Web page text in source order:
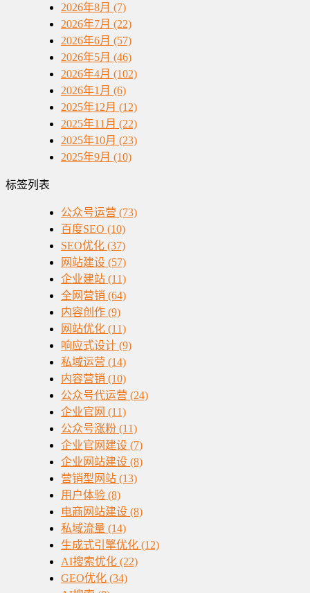
2026年8月 (7)
2026年7月 (22)
2026年6月 (57)
2026年5月 (46)
2026年4月 (102)
2026年1月 (6)
2025年12月 (12)
2025年11月 (22)
2025年10月 (23)
2025年9月 (10)
标签列表
公众号运营 (73)
百度SEO (10)
SEO优化 (37)
网站建设 (57)
企业建站 (11)
全网营销 (64)
内容创作 (9)
网站优化 (11)
响应式设计 (9)
私域运营 (14)
内容营销 (10)
公众号代运营 (24)
企业官网 (11)
公众号涨粉 (11)
企业官网建设 (7)
企业网站建设 (8)
营销型网站 (13)
用户体验 (8)
电商网站建设 (8)
私域流量 (14)
生成式引擎优化 (12)
AI搜索优化 (22)
GEO优化 (34)